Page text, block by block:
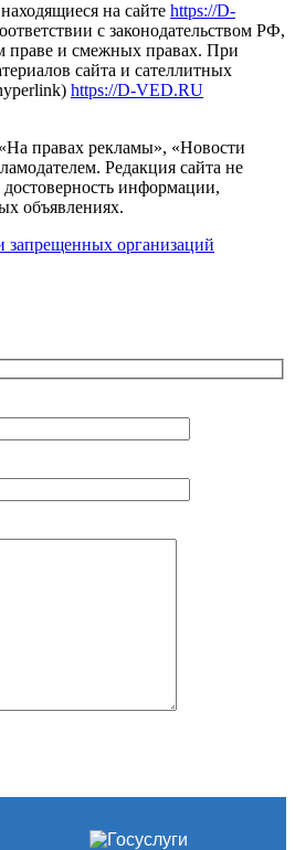
на сайте https://D-
с законодательством РФ,
праве и смежных правах. При
сайта и сателлитных
https://D-VED.RU
правах рекламы», «Новости
Редакция сайта не
достоверность информации,
объявлениях.
запрещенных организаций